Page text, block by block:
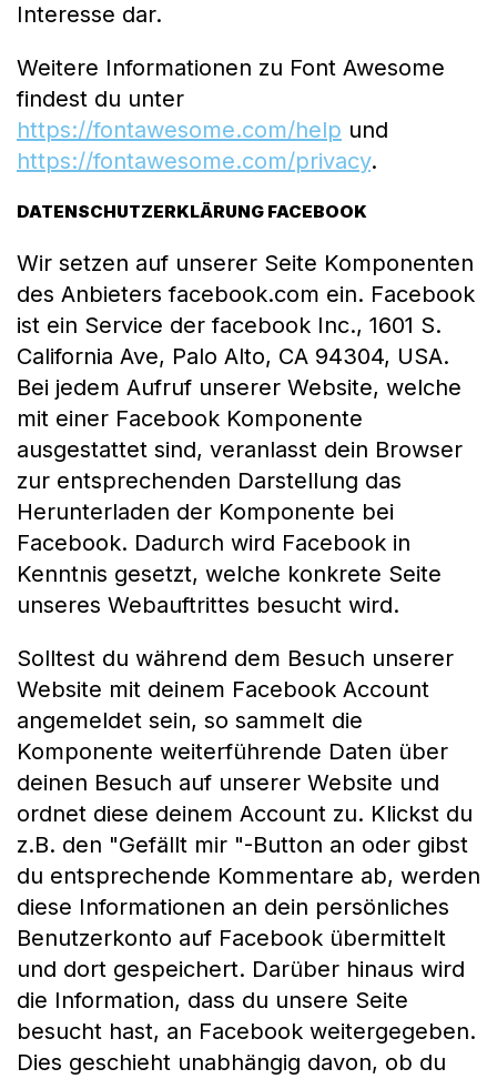
Interesse dar.
Weitere Informationen zu Font Awesome
findest du unter
https://fontawesome.com/help und
https://fontawesome.com/privacy.
DATENSCHUTZERKLÄRUNG FACEBOOK
Wir setzen auf unserer Seite Komponenten
des Anbieters facebook.com ein. Facebook
ist ein Service der facebook Inc., 1601 S.
California Ave, Palo Alto, CA 94304, USA.
Bei jedem Aufruf unserer Website, welche
mit einer Facebook Komponente
ausgestattet sind, veranlasst dein Browser
zur entsprechenden Darstellung das
Herunterladen der Komponente bei
Facebook. Dadurch wird Facebook in
Kenntnis gesetzt, welche konkrete Seite
unseres Webauftrittes besucht wird.
Solltest du während dem Besuch unserer
Website mit deinem Facebook Account
angemeldet sein, so sammelt die
Komponente weiterführende Daten über
deinen Besuch auf unserer Website und
ordnet diese deinem Account zu. Klickst du
z.B. den "Gefällt mir "-Button an oder gibst
du entsprechende Kommentare ab, werden
diese Informationen an dein persönliches
Benutzerkonto auf Facebook übermittelt
und dort gespeichert. Darüber hinaus wird
die Information, dass du unsere Seite
besucht hast, an Facebook weitergegeben.
Dies geschieht unabhängig davon, ob du